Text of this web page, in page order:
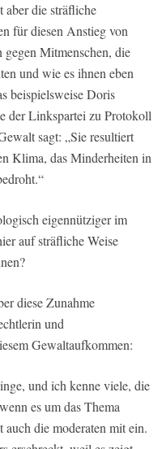
aber die sträfliche
für diesen Anstieg von
gegen Mitmenschen, die
und wie es ihnen eben
beispielsweise Doris
der Linkspartei zu Protokoll
sagt: „Sie resultiert
Klima, das Minderheiten in
eigennütziger im
auf sträfliche Weise
diese Zunahme
und
Gewaltaufkommen:
und ich kenne viele, die
es um das Thema
die moderaten mit ein.